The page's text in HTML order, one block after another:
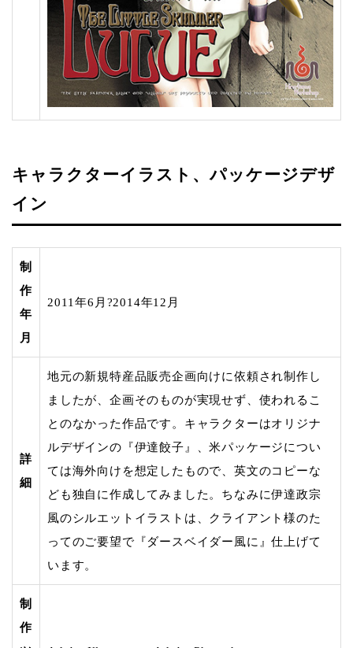
キャラクターイラスト、パッケージデザ
イン
制
作
年
月
2011年6月?2014年12月
詳
細
地元の新規特産品販売企画向けに依頼され制作し
ましたが、企画そのものが実現せず、使われるこ
とのなかった作品です。キャラクターはオリジナ
ルデザインの『伊達餃子』、米パッケージについ
ては海外向けを想定したもので、英文のコピーな
ども独自に作成してみました。ちなみに伊達政宗
風のシルエットイラストは、クライアント様のた
ってのご要望で『ダースベイダー風に』仕上げて
います。
制
作